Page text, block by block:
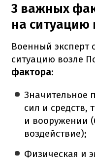
3 важных
на ситуацию
Военный эксперт
ситуацию возле
фактора:
Значительное
сил и средств,
и вооружении
воздействие);
Физическая и